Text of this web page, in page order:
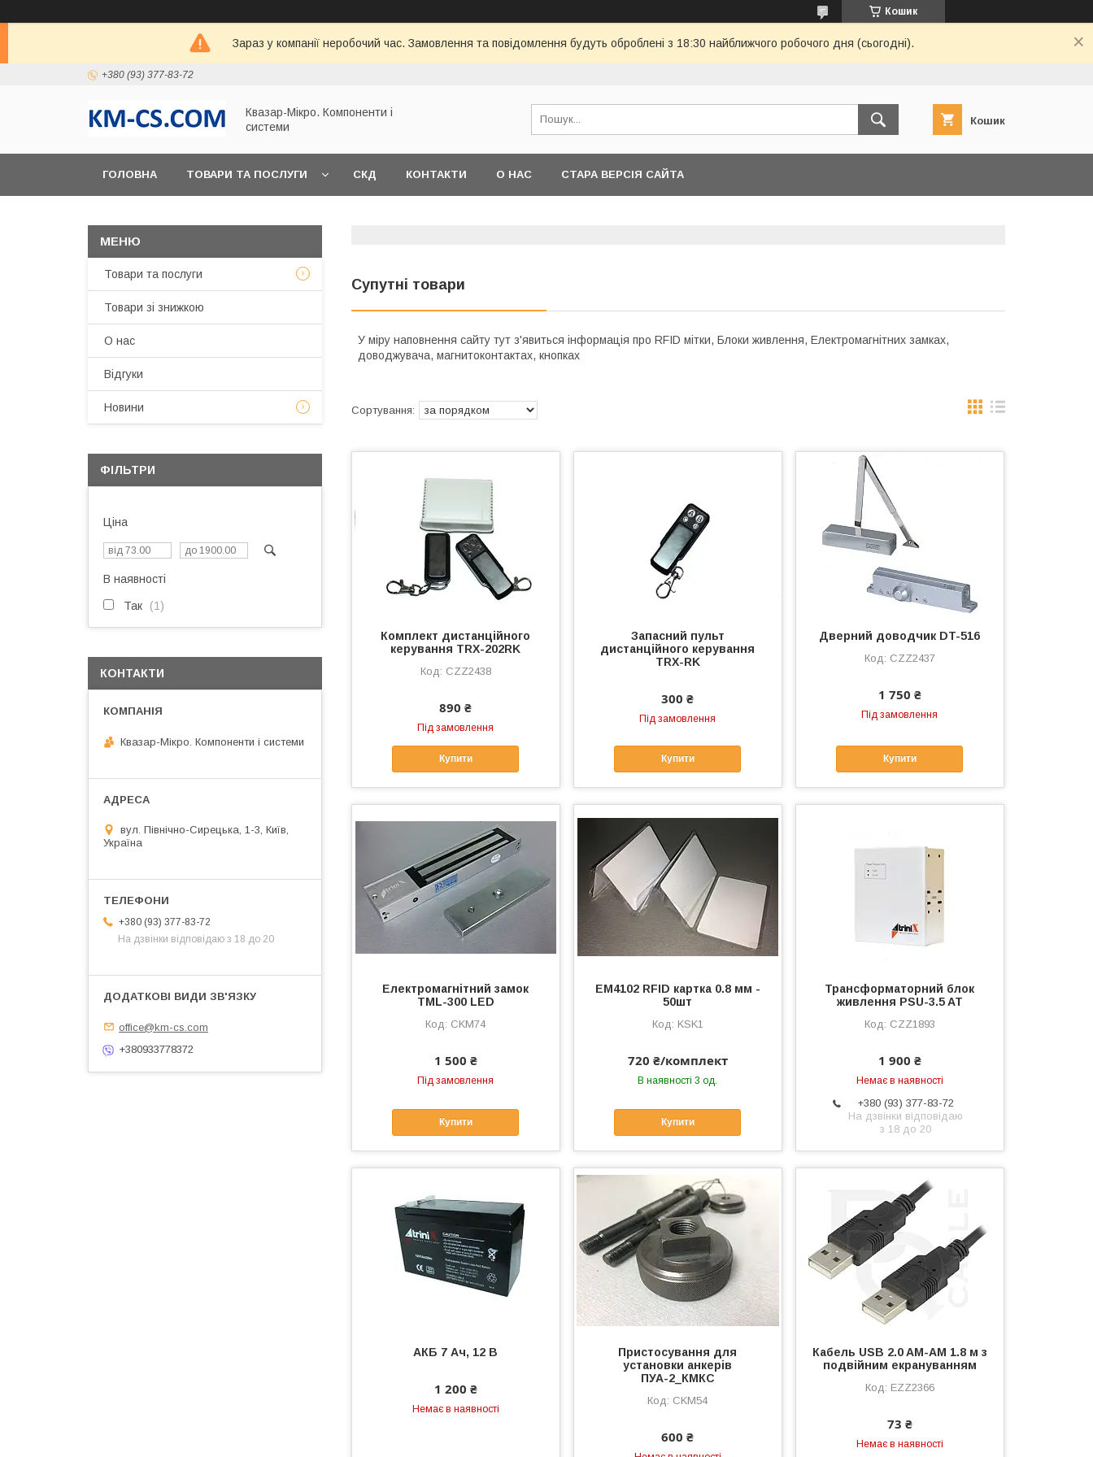
Кошик
Зараз у компанії неробочий час. Замовлення та повідомлення будуть оброблені з 18:30 найближчого робочого дня (сьогодні).
+380 (93) 377-83-72
Квазар-Мікро. Компоненти і
системи
Кошик
ГОЛОВНА ТОВАРИ ТА ПОСЛУГИ СКД КОНТАКТИ О НАС СТАРА ВЕРСІЯ САЙТА
Супутні товари
У міру наповнення сайту тут з'явиться інформація про RFID мітки, Блоки живлення, Електромагнітних замках,
доводжувача, магнитоконтактах, кнопках
Комплект дистанційного
керування TRX-202RK
CZZ2438
890 ₴
Під замовлення
Купити
Запасний пульт
дистанційного керування
TRX-RK
300 ₴
Під замовлення
Купити
Дверний доводчик DT-516
CZZ2437
1 750 ₴
Під замовлення
Купити
Електромагнітний замок
TML-300 LED
CKM74
1 500 ₴
Під замовлення
Купити
EM4102 RFID картка 0.8 мм -
50шт
KSK1
720 ₴/комплект
В наявності 3 од.
Купити
Трансформаторний блок
живлення PSU-3.5 AT
CZZ1893
1 900 ₴
Немає в наявності
+380 (93) 377-83-72
На дзвінки відповідаю
з 18 до 20
АКБ 7 Ач, 12 В
1 200 ₴
Немає в наявності
Пристосування для
установки анкерів
ПУА-2_КМКС
CKM54
600 ₴
Кабель USB 2.0 AM-AM 1.8 м з
подвійним екрануванням
EZZ2366
73 ₴
Немає в наявності
Товари та послуги
Товари зі знижкою
О нас
Відгуки
Новини
ФІЛЬТРИ
Ціна
В наявності
Так 1
КОНТАКТИ
Квазар-Мікро. Компоненти і системи
вул. Північно-Сирецька, 1-3, Київ,
Україна
+380 (93) 377-83-72
На дзвінки відповідаю з 18 до 20
office@km-cs.com
+380933778372